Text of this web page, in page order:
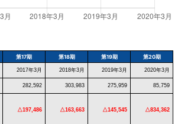
第17期 第18期 第19期 第20期
2017年3月 2018年3月 2019年3月 2020年3月
282,592 303,983 275,959 85,759
△197,486 △163,663 △145,545 △834,362